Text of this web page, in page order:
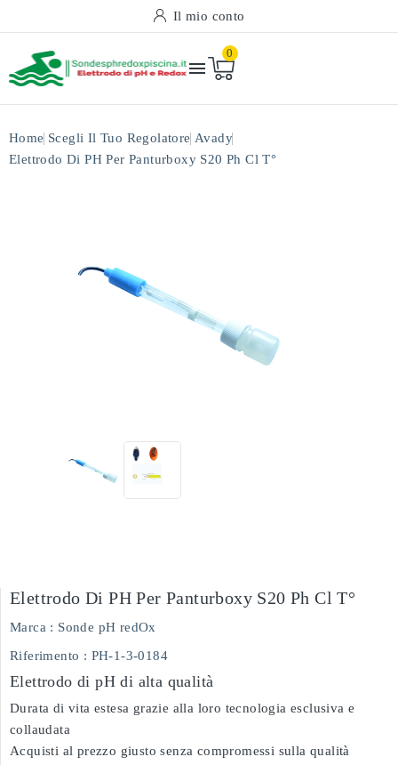
Il mio conto

0
Home Scegli Il Tuo Regolatore Avady
Elettrodo Di PH Per Panturboxy S20 Ph Cl T°
Elettrodo Di PH Per Panturboxy S20 Ph Cl T°
Marca : Sonde pH redOx
Riferimento : PH-1-3-0184
Elettrodo di pH di alta qualità
Durata di vita estesa grazie alla loro tecnologia esclusiva e
collaudata
Acquisti al prezzo giusto senza compromessi sulla qualità